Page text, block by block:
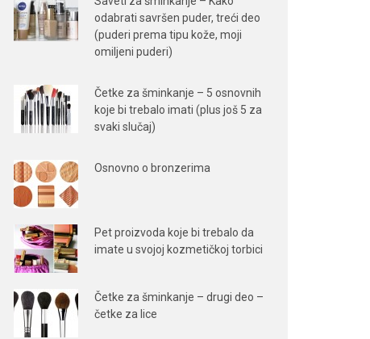
odabrati savršen puder, treći deo
(puderi prema tipu kože, moji
omiljeni puderi)
Četke za šminkanje – 5 osnovnih
koje bi trebalo imati (plus još 5 za
svaki slučaj)
Osnovno o bronzerima
Pet proizvoda koje bi trebalo da
imate u svojoj kozmetičkoj torbici
Četke za šminkanje – drugi deo –
četke za lice